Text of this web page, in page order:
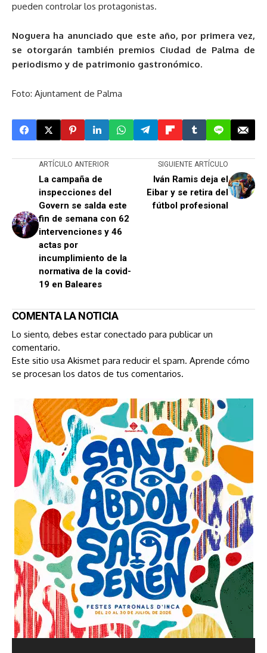
pueden controlar los protagonistas.
Noguera ha anunciado que este año, por primera vez,
se otorgarán también premios Ciudad de Palma de
periodismo y de patrimonio gastronómico.
Foto: Ajuntament de Palma
ARTÍCULO ANTERIOR
La campaña de
inspecciones del
Govern se salda este
fin de semana con 62
intervenciones y 46
actas por
incumplimiento de la
normativa de la covid-
19 en Baleares
SIGUIENTE ARTÍCULO
Iván Ramis deja el
Eibar y se retira del
fútbol profesional
COMENTA LA NOTICIA
Lo siento, debes estar conectado para publicar un
comentario.
Este sitio usa Akismet para reducir el spam. Aprende cómo
se procesan los datos de tus comentarios.